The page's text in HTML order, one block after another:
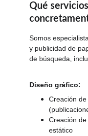
Qué
Somos
y publicidad de
de búsqueda,
Diseño gráfico:
Creación
Creación
estático